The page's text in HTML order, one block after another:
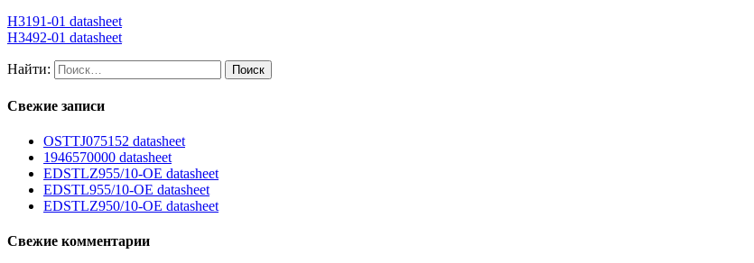
H3191-01 datasheet
H3492-01 datasheet
Найти:
Свежие записи
OSTTJ075152 datasheet
1946570000 datasheet
EDSTLZ955/10-OE datasheet
EDSTL955/10-OE datasheet
EDSTLZ950/10-OE datasheet
Свежие комментарии